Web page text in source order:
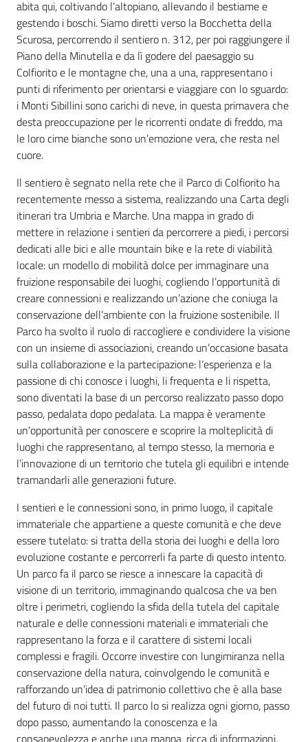
abita qui, coltivando l’altopiano, allevando il bestiame e
gestendo i boschi. Siamo diretti verso la Bocchetta della
Scurosa, percorrendo il sentiero n. 312, per poi raggiungere il
Piano della Minutella e da lì godere del paesaggio su
Colfiorito e le montagne che, una a una, rappresentano i
punti di riferimento per orientarsi e viaggiare con lo sguardo:
i Monti Sibillini sono carichi di neve, in questa primavera che
desta preoccupazione per le ricorrenti ondate di freddo, ma
le loro cime bianche sono un’emozione vera, che resta nel
cuore.
Il sentiero è segnato nella rete che il Parco di Colfiorito ha
recentemente messo a sistema, realizzando una Carta degli
itinerari tra Umbria e Marche. Una mappa in grado di
mettere in relazione i sentieri da percorrere a piedi, i percorsi
dedicati alle bici e alle mountain bike e la rete di viabilità
locale: un modello di mobilità dolce per immaginare una
fruizione responsabile dei luoghi, cogliendo l’opportunità di
creare connessioni e realizzando un’azione che coniuga la
conservazione dell’ambiente con la fruizione sostenibile. Il
Parco ha svolto il ruolo di raccogliere e condividere la visione
con un insieme di associazioni, creando un’occasione basata
sulla collaborazione e la partecipazione: l’esperienza e la
passione di chi conosce i luoghi, li frequenta e li rispetta,
sono diventati la base di un percorso realizzato passo dopo
passo, pedalata dopo pedalata. La mappa è veramente
un’opportunità per conoscere e scoprire la molteplicità di
luoghi che rappresentano, al tempo stesso, la memoria e
l’innovazione di un territorio che tutela gli equilibri e intende
tramandarli alle generazioni future.
I sentieri e le connessioni sono, in primo luogo, il capitale
immateriale che appartiene a queste comunità e che deve
essere tutelato: si tratta della storia dei luoghi e della loro
evoluzione costante e percorrerli fa parte di questo intento.
Un parco fa il parco se riesce a innescare la capacità di
visione di un territorio, immaginando qualcosa che va ben
oltre i perimetri, cogliendo la sfida della tutela del capitale
naturale e delle connessioni materiali e immateriali che
rappresentano la forza e il carattere di sistemi locali
complessi e fragili. Occorre investire con lungimiranza nella
conservazione della natura, coinvolgendo le comunità e
rafforzando un’idea di patrimonio collettivo che è alla base
del futuro di noi tutti. Il parco lo si realizza ogni giorno, passo
dopo passo, aumentando la conoscenza e la
consapevolezza e anche una mappa, ricca di informazioni,